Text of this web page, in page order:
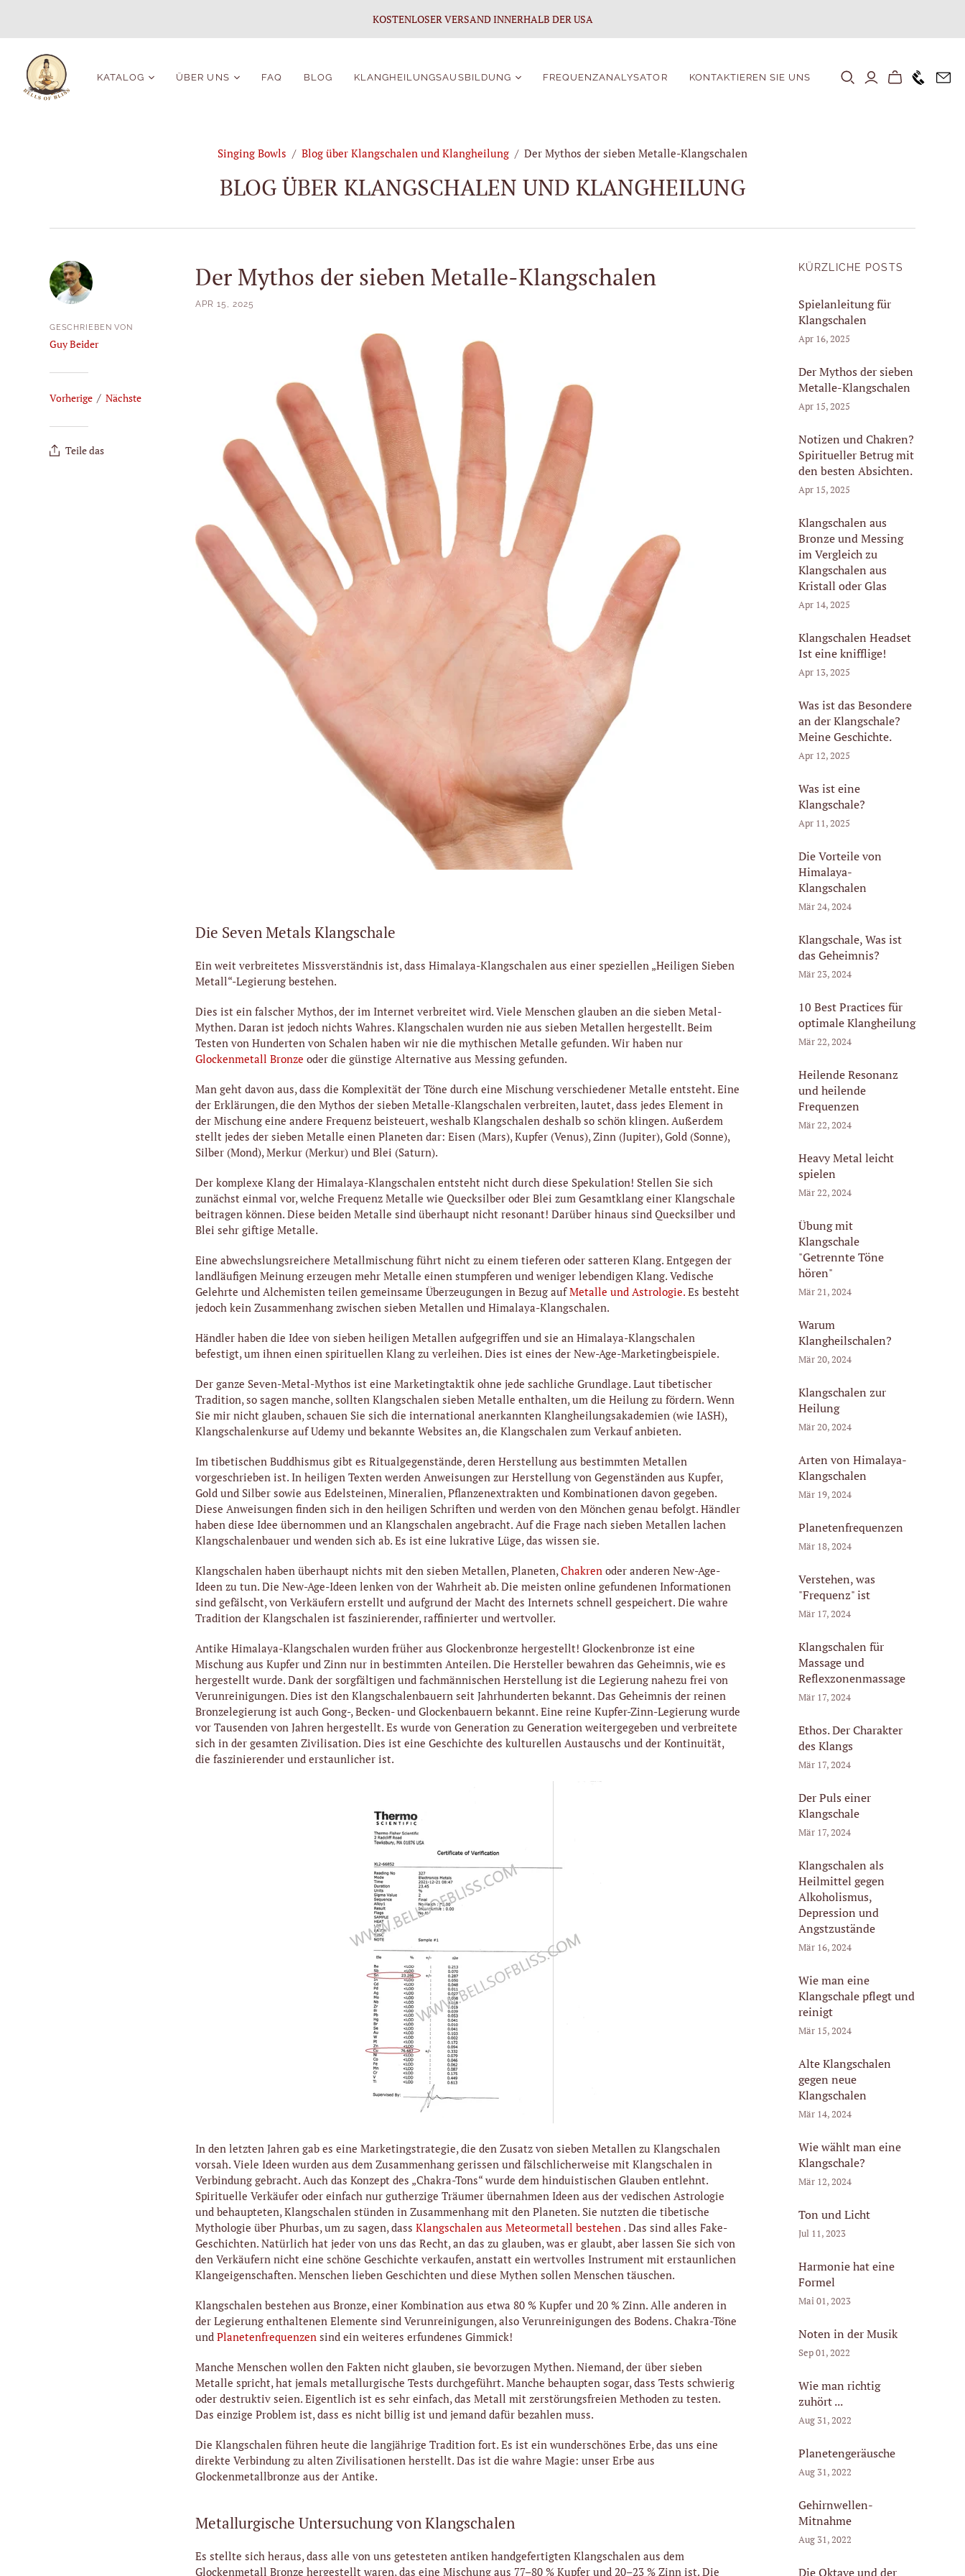
KOSTENLOSER VERSAND INNERHALB DER USA
KATALOG
Kleine antike Schalen
Seltene Klangschalen
Klangschalen-Sets
Archiv
ÜBER UNS
Glückseligkeit
Instrumente
FAQ BLOG KLANGHEILUNGSAUSBILDUNG
Anfänger
Portal für
Kursteilnehmer des
FREQUENZANALYSATOR KONTAKTIEREN SIE UNS +1646
Singing Bowls / Blog über Klangschalen und Klangheilung / Der Mythos der sieben Metalle-Klangschalen
BLOG ÜBER KLANGSCHALEN UND KLANGHEILUNG
GESCHRIEBEN VON
Guy Beider
Vorherige / Nächste
Teile das
Der Mythos der sieben Metalle-Klangschalen
APR 15, 2025
Die Seven Metals Klangschale
Ein weit verbreitetes Missverständnis ist, dass Himalaya-Klangschalen aus einer speziellen „Heiligen Sieben
Metall“-Legierung bestehen.
Dies ist ein falscher Mythos, der im Internet verbreitet wird. Viele Menschen glauben an die sieben Metal-
Mythen. Daran ist jedoch nichts Wahres. Klangschalen wurden nie aus sieben Metallen hergestellt. Beim
Testen von Hunderten von Schalen haben wir nie die mythischen Metalle gefunden. Wir haben nur
Glockenmetall Bronze oder die günstige Alternative aus Messing gefunden.
Man geht davon aus, dass die Komplexität der Töne durch eine Mischung verschiedener Metalle entsteht. Eine
der Erklärungen, die den Mythos der sieben Metalle-Klangschalen verbreiten, lautet, dass jedes Element in
der Mischung eine andere Frequenz beisteuert, weshalb Klangschalen deshalb so schön klingen. Außerdem
stellt jedes der sieben Metalle einen Planeten dar: Eisen (Mars), Kupfer (Venus), Zinn (Jupiter), Gold (Sonne),
Silber (Mond), Merkur (Merkur) und Blei (Saturn).
Der komplexe Klang der Himalaya-Klangschalen entsteht nicht durch diese Spekulation! Stellen Sie sich
zunächst einmal vor, welche Frequenz Metalle wie Quecksilber oder Blei zum Gesamtklang einer Klangschale
beitragen können. Diese beiden Metalle sind überhaupt nicht resonant! Darüber hinaus sind Quecksilber und
Blei sehr giftige Metalle.
Eine abwechslungsreichere Metallmischung führt nicht zu einem tieferen oder satteren Klang. Entgegen der
landläufigen Meinung erzeugen mehr Metalle einen stumpferen und weniger lebendigen Klang. Vedische
Gelehrte und Alchemisten teilen gemeinsame Überzeugungen in Bezug aufMetalle und Astrologie. Es besteht
jedoch kein Zusammenhang zwischen sieben Metallen und Himalaya-Klangschalen.
Händler haben die Idee von sieben heiligen Metallen aufgegriffen und sie an Himalaya-Klangschalen
befestigt, um ihnen einen spirituellen Klang zu verleihen. Dies ist eines der New-Age-Marketingbeispiele.
Der ganze Seven-Metal-Mythos ist eine Marketingtaktik ohne jede sachliche Grundlage. Laut tibetischer
Tradition, so sagen manche, sollten Klangschalen sieben Metalle enthalten, um die Heilung zu fördern. Wenn
Sie mir nicht glauben, schauen Sie sich die international anerkannten Klangheilungsakademien (wie IASH),
Klangschalenkurse auf Udemy und bekannte Websites an, die Klangschalen zum Verkauf anbieten.
Im tibetischen Buddhismus gibt es Ritualgegenstände, deren Herstellung aus bestimmten Metallen
vorgeschrieben ist. In heiligen Texten werden Anweisungen zur Herstellung von Gegenständen aus Kupfer,
Gold und Silber sowie aus Edelsteinen, Mineralien, Pflanzenextrakten und Kombinationen davon gegeben.
Diese Anweisungen finden sich in den heiligen Schriften und werden von den Mönchen genau befolgt. Händler
haben diese Idee übernommen und an Klangschalen angebracht. Auf die Frage nach sieben Metallen lachen
Klangschalenbauer und wenden sich ab. Es ist eine lukrative Lüge, das wissen sie.
Klangschalen haben überhaupt nichts mit den sieben Metallen, Planeten,Chakren oder anderen New-Age-
Ideen zu tun. Die New-Age-Ideen lenken von der Wahrheit ab. Die meisten online gefundenen Informationen
sind gefälscht, von Verkäufern erstellt und aufgrund der Macht des Internets schnell gespeichert. Die wahre
Tradition der Klangschalen ist faszinierender, raffinierter und wertvoller.
Antike Himalaya-Klangschalen wurden früher aus Glockenbronze hergestellt! Glockenbronze ist eine
Mischung aus Kupfer und Zinn nur in bestimmten Anteilen. Die Hersteller bewahren das Geheimnis, wie es
hergestellt wurde. Dank der sorgfältigen und fachmännischen Herstellung ist die Legierung nahezu frei von
Verunreinigungen. Dies ist den Klangschalenbauern seit Jahrhunderten bekannt. Das Geheimnis der reinen
Bronzelegierung ist auch Gong-, Becken- und Glockenbauern bekannt. Eine reine Kupfer-Zinn-Legierung wurde
vor Tausenden von Jahren hergestellt. Es wurde von Generation zu Generation weitergegeben und verbreitete
sich in der gesamten Zivilisation. Dies ist eine Geschichte des kulturellen Austauschs und der Kontinuität,
die faszinierender und erstaunlicher ist.
In den letzten Jahren gab es eine Marketingstrategie, die den Zusatz von sieben Metallen zu Klangschalen
vorsah. Viele Ideen wurden aus dem Zusammenhang gerissen und fälschlicherweise mit Klangschalen in
Verbindung gebracht. Auch das Konzept des „Chakra-Tons“ wurde dem hinduistischen Glauben entlehnt.
Spirituelle Verkäufer oder einfach nur gutherzige Träumer übernahmen Ideen aus der vedischen Astrologie
und behaupteten, Klangschalen stünden in Zusammenhang mit den Planeten. Sie nutzten die tibetische
Mythologie über Phurbas, um zu sagen, dassKlangschalen aus Meteormetall bestehen . Das sind alles Fake-
Geschichten. Natürlich hat jeder von uns das Recht, an das zu glauben, was er glaubt, aber lassen Sie sich von
den Verkäufern nicht eine schöne Geschichte verkaufen, anstatt ein wertvolles Instrument mit erstaunlichen
Klangeigenschaften. Menschen lieben Geschichten und diese Mythen sollen Menschen täuschen.
Klangschalen bestehen aus Bronze, einer Kombination aus etwa 80 % Kupfer und 20 % Zinn. Alle anderen in
der Legierung enthaltenen Elemente sind Verunreinigungen, also Verunreinigungen des Bodens. Chakra-Töne
undPlanetenfrequenzen sind ein weiteres erfundenes Gimmick!
Manche Menschen wollen den Fakten nicht glauben, sie bevorzugen Mythen. Niemand, der über sieben
Metalle spricht, hat jemals metallurgische Tests durchgeführt. Manche behaupten sogar, dass Tests schwierig
oder destruktiv seien. Eigentlich ist es sehr einfach, das Metall mit zerstörungsfreien Methoden zu testen.
Das einzige Problem ist, dass es nicht billig ist und jemand dafür bezahlen muss.
Die Klangschalen führen heute die langjährige Tradition fort. Es ist ein wunderschönes Erbe, das uns eine
direkte Verbindung zu alten Zivilisationen herstellt. Das ist die wahre Magie: unser Erbe aus
Glockenmetallbronze aus der Antike.
Metallurgische Untersuchung von Klangschalen
Es stellte sich heraus, dass alle von uns getesteten antiken handgefertigten Klangschalen aus dem
Glockenmetall Bronze hergestellt waren, das eine Mischung aus 77–80 % Kupfer und 20–23 % Zinn ist. Die
KÜRZLICHE POSTS
Spielanleitung für
Klangschalen
Apr 16, 2025
Der Mythos der sieben
Metalle-Klangschalen
Apr 15, 2025
Notizen und Chakren?
Spiritueller Betrug mit
den besten Absichten.
Apr 15, 2025
Klangschalen aus
Bronze und Messing
im Vergleich zu
Klangschalen aus
Kristall oder Glas
Apr 14, 2025
Klangschalen Headset
Ist eine knifflige!
Apr 13, 2025
Was ist das Besondere
an der Klangschale?
Meine Geschichte.
Apr 12, 2025
Was ist eine
Klangschale?
Apr 11, 2025
Die Vorteile von
Himalaya-
Klangschalen
Mär 24, 2024
Klangschale, Was ist
das Geheimnis?
Mär 23, 2024
10 Best Practices für
optimale Klangheilung
Mär 22, 2024
Heilende Resonanz
und heilende
Frequenzen
Mär 22, 2024
Heavy Metal leicht
spielen
Mär 22, 2024
Übung mit
Klangschale
"Getrennte Töne
hören"
Mär 21, 2024
Warum
Klangheilschalen?
Mär 20, 2024
Klangschalen zur
Heilung
Mär 20, 2024
Arten von Himalaya-
Klangschalen
Mär 19, 2024
Planetenfrequenzen
Mär 18, 2024
Verstehen, was
"Frequenz" ist
Mär 17, 2024
Klangschalen für
Massage und
Reflexzonenmassage
Mär 17, 2024
Ethos. Der Charakter
des Klangs
Mär 17, 2024
Der Puls einer
Klangschale
Mär 17, 2024
Klangschalen als
Heilmittel gegen
Alkoholismus,
Depression und
Angstzustände
Mär 16, 2024
Wie man eine
Klangschale pflegt und
reinigt
Mär 15, 2024
Alte Klangschalen
gegen neue
Klangschalen
Mär 14, 2024
Wie wählt man eine
Klangschale?
Mär 12, 2024
Ton und Licht
Jul 11, 2023
Harmonie hat eine
Formel
Mai 01, 2023
Noten in der Musik
Sep 01, 2022
Wie man richtig
zuhört ...
Aug 31, 2022
Planetengeräusche
Aug 31, 2022
Gehirnwellen-
Mitnahme
Aug 31, 2022
Die Oktave und der